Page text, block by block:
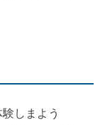
しまよう